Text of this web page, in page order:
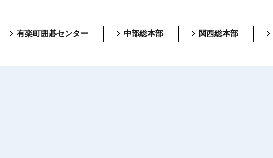
有楽町囲碁センター 中部総本部 関西総本部